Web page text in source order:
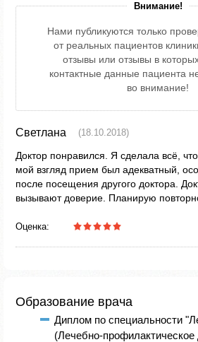
Внимание!
Нами публикуются только
от реальных пациентов
отзывы или отзывы в
контактные данные пациента
во внимание!
Светлана (18.10.2018)
Доктор понравился. Я сделала всё,
мой взгляд прием был адекватный,
после посещения другого доктора.
вызывают доверие. Планирую
Оценка:
Образование врача
Диплом по специальности
(Лечебно-